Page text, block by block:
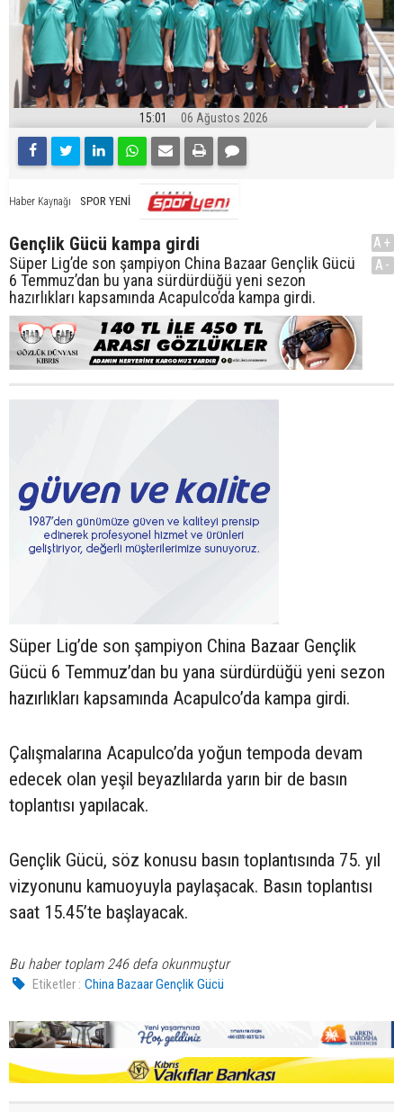
15:01 06 Ağustos 2026
Haber Kaynağı SPOR YENİ
Gençlik Gücü kampa girdi
Süper Lig’de son şampiyon China Bazaar Gençlik Gücü
6 Temmuz’dan bu yana sürdürdüğü yeni sezon
hazırlıkları kapsamında Acapulco’da kampa girdi.
A+
A-
Süper Lig’de son şampiyon China Bazaar Gençlik
Gücü 6 Temmuz’dan bu yana sürdürdüğü yeni sezon
hazırlıkları kapsamında Acapulco’da kampa girdi.
Çalışmalarına Acapulco’da yoğun tempoda devam
edecek olan yeşil beyazlılarda yarın bir de basın
toplantısı yapılacak.
Gençlik Gücü, söz konusu basın toplantısında 75. yıl
vizyonunu kamuoyuyla paylaşacak. Basın toplantısı
saat 15.45’te başlayacak.
Bu haber toplam 246 defa okunmuştur
Etiketler : China Bazaar Gençlik Gücü